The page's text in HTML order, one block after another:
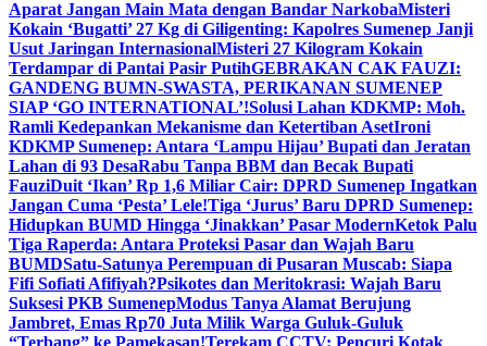
Aparat Jangan Main Mata dengan Bandar NarkobaMisteri
Kokain ‘Bugatti’ 27 Kg di Giligenting: Kapolres Sumenep Janji
Usut Jaringan InternasionalMisteri 27 Kilogram Kokain
Terdampar di Pantai Pasir PutihGEBRAKAN CAK FAUZI:
GANDENG BUMN-SWASTA, PERIKANAN SUMENEP
SIAP ‘GO INTERNATIONAL’!Solusi Lahan KDKMP: Moh.
Ramli Kedepankan Mekanisme dan Ketertiban AsetIroni
KDKMP Sumenep: Antara ‘Lampu Hijau’ Bupati dan Jeratan
Lahan di 93 DesaRabu Tanpa BBM dan Becak Bupati
FauziDuit ‘Ikan’ Rp 1,6 Miliar Cair: DPRD Sumenep Ingatkan
Jangan Cuma ‘Pesta’ Lele!Tiga ‘Jurus’ Baru DPRD Sumenep:
Hidupkan BUMD Hingga ‘Jinakkan’ Pasar ModernKetok Palu
Tiga Raperda: Antara Proteksi Pasar dan Wajah Baru
BUMDSatu-Satunya Perempuan di Pusaran Muscab: Siapa
Fifi Sofiati Afifiyah?Psikotes dan Meritokrasi: Wajah Baru
Suksesi PKB SumenepModus Tanya Alamat Berujung
Jambret, Emas Rp70 Juta Milik Warga Guluk-Guluk
“Terbang” ke Pamekasan!Terekam CCTV: Pencuri Kotak